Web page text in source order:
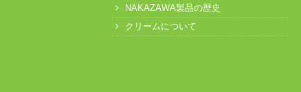
NAKAZAWA製品の歴史
クリームについて